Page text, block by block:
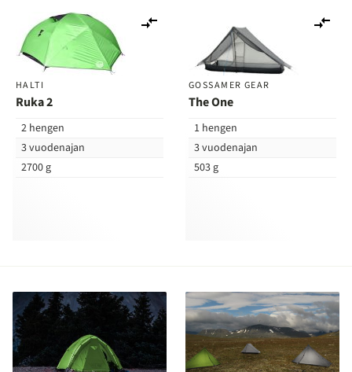
HALTI
Ruka 2
2 hengen
3 vuodenajan
2700 g
GOSSAMER GEAR
The One
1 hengen
3 vuodenajan
503 g